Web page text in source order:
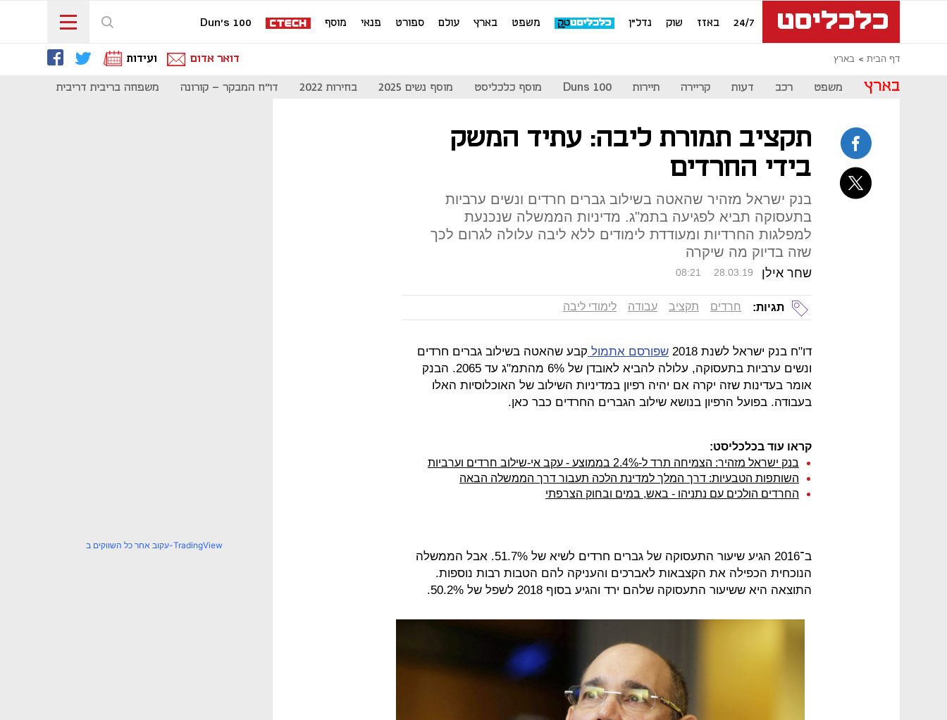
24/7 באזז שוק נדל"ן משפט בארץ עולם ספורט פנאי מוסף Dun's 100
דף הבית בארץ דואר אדום ועידות
בארץ משפט רכב דעות קריירה תיירות Duns 100 מוסף כלכליסט מוסף נשים 2025 בחירות 2022 דו"ח המבקר - קורונה משפחה בריבית דריבית
תקציב תמורת ליבה: עתיד המשק
בידי החרדים
בנק ישראל מזהיר שהאטה בשילוב גברים חרדים ונשים ערביות
בתעסוקה תביא לפגיעה בתמ"ג. מדיניות הממשלה שנכנעת
למפלגות החרדיות ומעודדת לימודים ללא ליבה עלולה לגרום לכך
שזה בדיוק מה שיקרה
שחר אילן 08:21 28.03.19
תגיות: חרדים תקציב עבודה לימודי ליבה
דו"ח בנק ישראל לשנת 2018 שפורסם אתמול קבע שהאטה בשילוב גברים חרדים
ונשים ערביות בתעסוקה, עלולה להביא לאובדן של 6% מהתמ"ג עד 2065. הבנק
אומר בעדינות שזה יקרה אם יהיה רפיון במדיניות השילוב של האוכלוסיות האלו
בעבודה. בפועל הרפיון בנושא שילוב הגברים החרדים כבר כאן.
קראו עוד בכלכליסט:
בנק ישראל מזהיר: הצמיחה תרד ל-2.4% בממוצע - עקב אי-שילוב חרדים וערביות
השותפות הטבעיות: דרך המלך למדינת הלכה תעבור דרך הממשלה הבאה
החרדים הולכים עם נתניהו - באש, במים ובחוק הצרפתי
ב־2016 הגיע שיעור התעסוקה של גברים חרדים לשיא של 51.7%. אבל הממשלה
הנוכחית הכפילה את הקצבאות לאברכים והעניקה להם הטבות רבות נוספות.
התוצאה היא ששיעור התעסוקה שלהם ירד והגיע בסוף 2018 לשפל של 50.2%.
עקוב אחר כל השווקים ב-TradingView